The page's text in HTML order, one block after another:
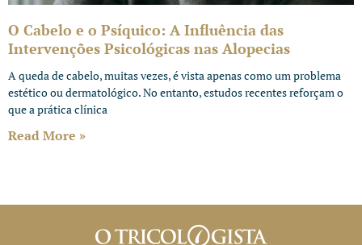
O Cabelo e o Psíquico: A Influência das
Intervenções Psicológicas nas Alopecias
A queda de cabelo, muitas vezes, é vista apenas como um problema
estético ou dermatológico. No entanto, estudos recentes reforçam o
que a prática clínica
Read More »